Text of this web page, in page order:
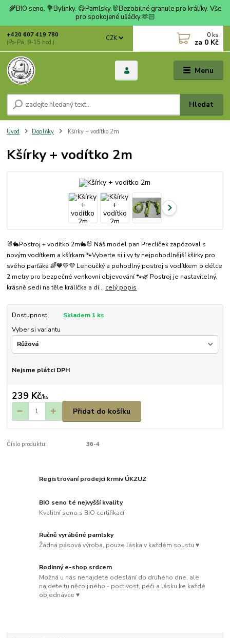
🌾BIO seno. 💐Bylinky. 😋Pamlsky.🐰Bezobilné granule pro králíky. Vše
pro spokojené ušáčky.🫶🏻
Menu
CZK
Hledat
+420 607 419 780
(Po-Pá, 9-15 hod.)
0 ks
za 0 Kč
Úvod Doplňky Kšírky + vodítko 2m
Kšírky + vodítko 2m
🐰🐇Postroj + vodítko 2m🐇🐰 Náš model pan Preclíček zapózoval s
novým vodítkem a kšírkami🐾Vyberte si i vy ty nejpohodlnější kšírky pro
svého parťáka 🌈🧡💛💜 Lehoučký a pohodlný postroj s vodítkem o délce
2 metry pro bezpečné venkovní objevování 🐾🌿 Postroj je nastavitelný,
krásně sedí na těle králíčka a dí... celý popis
Dostupnost
Skladem 1 ks
Vyber si variantu
Nejsme plátci DPH
239 Kč/ks
Přidat do košíku
Číslo produktu: 36-4
Registrovaní prodejci krmiv ÚKZUZ
BIO seno té nejvyšší kvality
Kvalitní seno s BIO certifikací
Ručně vyráběné pamlsky
Žádná pásová výroba, pouze láska v každém soustu ♥
Rodinný e-shop srdcem
Možná u nás nenajdete odeslání do druhého dne, ale
najdete tu něco jiného - poctivost, péči a lásku ke každé
objednávce ♥